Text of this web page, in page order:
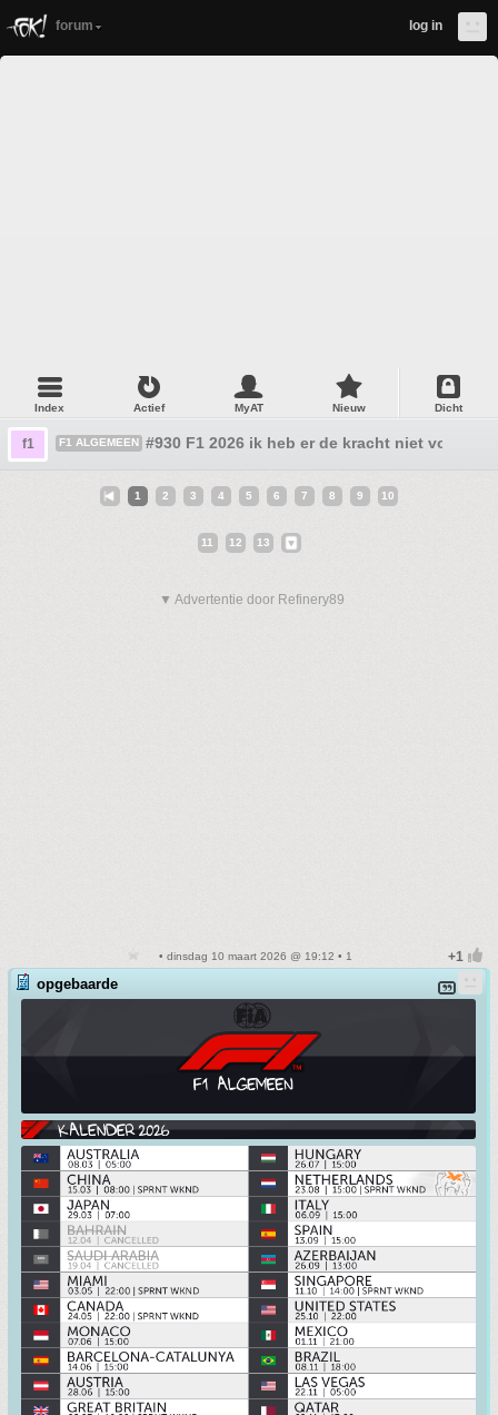
forum log in
Index Actief MyAT Nieuw Dicht
f1 F1 ALGEMEEN #930 F1 2026 ik heb er de kracht niet voor
1 2 3 4 5 6 7 8 9 10
11 12 13
▼ Advertentie door Refinery89
• dinsdag 10 maart 2026 @ 19:12 • 1
opgebaarde